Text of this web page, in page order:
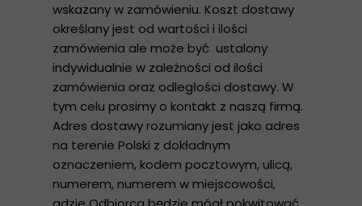
wskazany w zamówieniu. Koszt dostawy
określany jest od wartości i ilości
zamówienia ale może być ustalony
indywidualnie w zależności od ilości
zamówienia oraz odległości dostawy. W
tym celu prosimy o kontakt z naszą firmą.
Adres dostawy rozumiany jest jako adres
na terenie Polski z dokładnym
oznaczeniem, kodem pocztowym, ulicą,
numerem, numerem w miejscowości,